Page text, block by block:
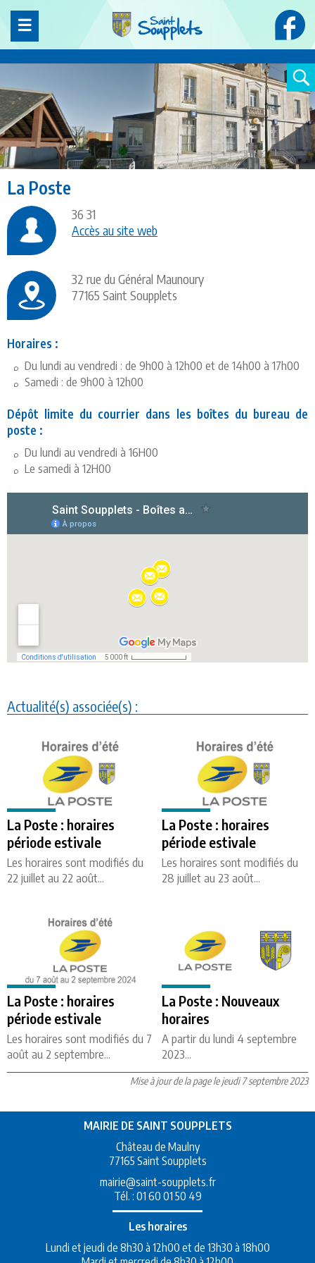
La Poste
36 31
Accès au site web
32 rue du Général Maunoury
77165 Saint Soupplets
Horaires :
Du lundi au vendredi : de 9h00 à 12h00 et de 14h00 à 17h00
Samedi : de 9h00 à 12h00
Dépôt limite du courrier dans les boîtes du bureau de
poste :
Du lundi au vendredi à 16H00
Le samedi à 12H00
Actualité(s) associée(s) :
La Poste : horaires
période estivale
Les horaires sont modifiés du
22 juillet au 22 août...
La Poste : horaires
période estivale
Les horaires sont modifiés du
28 juillet au 23 août...
La Poste : horaires
période estivale
Les horaires sont modifiés du 7
août au 2 septembre...
La Poste : Nouveaux
horaires
A partir du lundi 4 septembre
2023...
Mise à jour de la page le jeudi 7 septembre 2023
MAIRIE DE SAINT SOUPPLETS
Château de Maulny
77165 Saint Soupplets
mairie@saint-soupplets.fr
Tél. : 01 60 01 50 49
Les horaires
Lundi et jeudi de 8h30 à 12h00 et de 13h30 à 18h00
Panneau de gestion des cookies